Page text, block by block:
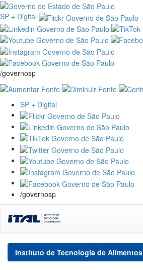
SP + Digital
/governosp
SP + Digital
/governosp
navigation
Instituto de Tecnologia de Alimentos